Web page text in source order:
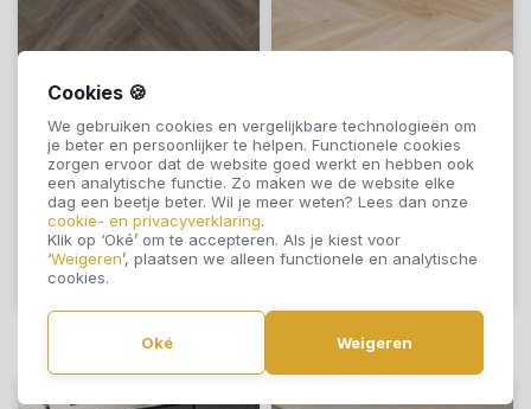
Cookies 🍪
We gebruiken cookies en vergelijkbare technologieën om
je beter en persoonlijker te helpen. Functionele cookies
zorgen ervoor dat de website goed werkt en hebben ook
een analytische functie. Zo maken we de website elke
dag een beetje beter. Wil je meer weten? Lees dan onze
cookie- en privacyverklaring.
Klik op ‘Oké’ om te accepteren. Als je kiest voor
‘Weigeren’, plaatsen we alleen functionele en analytische
cookies.
Oké Weigeren
Therdex Lijmstrook
Visgraat Rustique
Serie 7575
€49,95
Offerte aanvragen
Visgraat Rustique
Serie 7574
€49,95